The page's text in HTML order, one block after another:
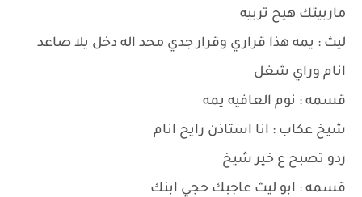
ماربيتك هيج تربيه
ليث : يمه هذا قراري وقرار جدي محد اله دخل يلا صاعد
انام وراي شغل
قسمه : نوم العافيه يمه
شيخ عكاب : انا استاذن رايح انام
ردو تصبح ع خير شيخ
قسمه : ابو ليث عاجبك حجي ابنك